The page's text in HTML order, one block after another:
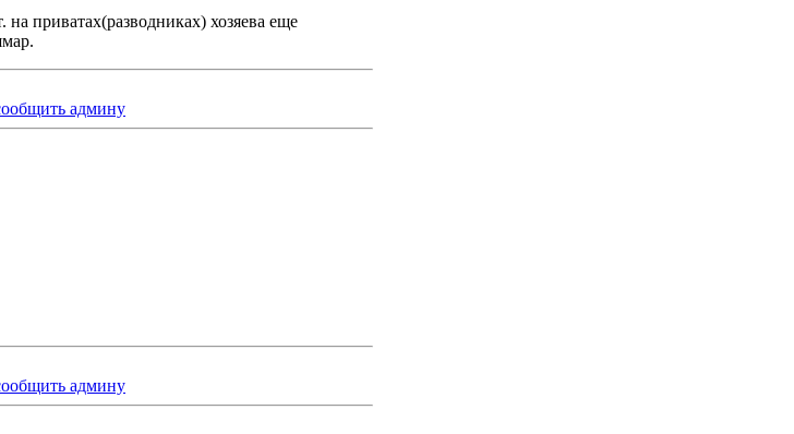
на приватах(разводниках) хозяева еще
админу
админу